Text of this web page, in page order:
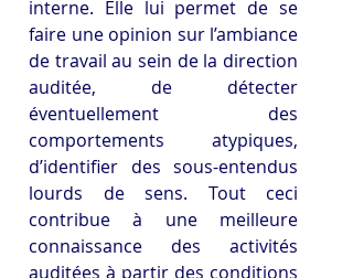
interne. Elle lui permet de se
faire une opinion sur l’ambiance
de travail au sein de la direction
auditée, de détecter
éventuellement des
comportements atypiques,
d’identifier des sous-entendus
lourds de sens. Tout ceci
contribue à une meilleure
connaissance des activités
auditées à partir des conditions